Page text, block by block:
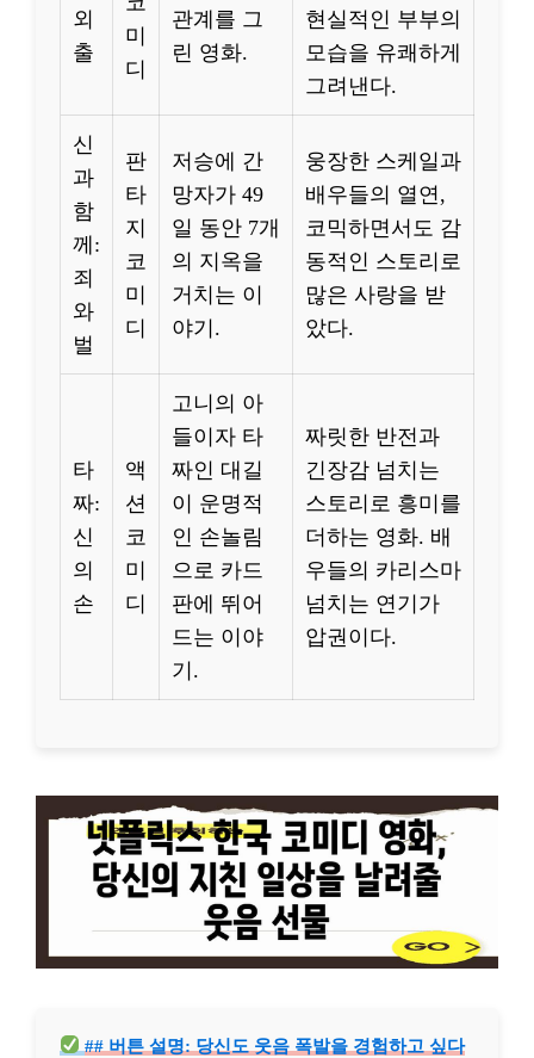
외
출
미
디
관계를 그
린 영화.
현실적인 부부의
모습을 유쾌하게
그려낸다.
신
과
함
께:
죄
와
벌
판
타
지
코
미
디
저승에 간
망자가 49
일 동안 7개
의 지옥을
거치는 이
야기.
웅장한 스케일과
배우들의 열연,
코믹하면서도 감
동적인 스토리로
많은 사랑을 받
았다.
타
짜:
신
의
손
액
션
코
미
디
고니의 아
들이자 타
짜인 대길
이 운명적
인 손놀림
으로 카드
판에 뛰어
드는 이야
기.
짜릿한 반전과
긴장감 넘치는
스토리로 흥미를
더하는 영화. 배
우들의 카리스마
넘치는 연기가
압권이다.
## 버튼 설명: 당신도 웃음 폭발을 경험하고 싶다